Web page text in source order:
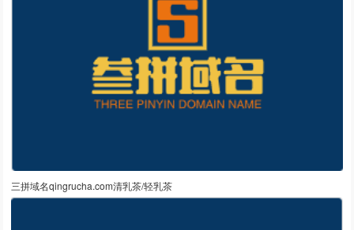
三拼域名qingrucha.com清乳茶/轻乳茶